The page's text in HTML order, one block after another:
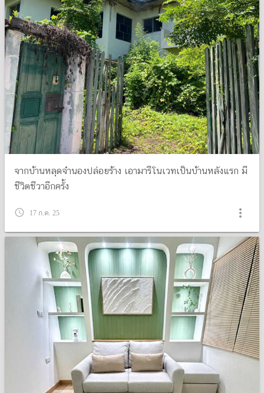
จากบ้านหลุดจำนองปล่อยร้าง เอามารีโนเวทเป็นบ้านหลังแรก มี
ชีวิตชีวาอีกครั้ง
query_builder 17 ก.ค. 25 more_vert